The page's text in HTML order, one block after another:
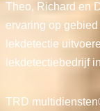
Theo, Richard en
ervaring op
lekdetectie
lekdetectiebedrijf
TRD